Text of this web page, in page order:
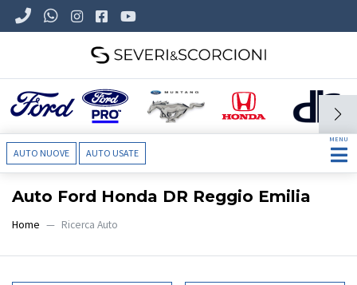
AUTO NUOVE AUTO USATE
MENU
Auto Ford Honda DR Reggio Emilia
Home Ricerca Auto